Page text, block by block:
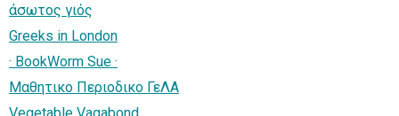
άσωτος γιός
Greeks in London
· BookWorm Sue ·
Μαθητικο Περιοδικο ΓεΛΑ
Vegetable Vagabond